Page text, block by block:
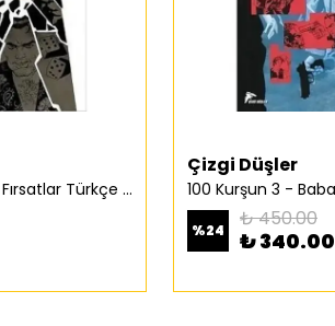
100 Kurşun 2 – Anlık Fırsatlar Türkçe Çizgi Roman
Çizgi Düşler
%24 ₺ 450.00
₺ 340.00